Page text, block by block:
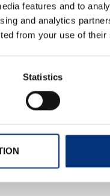
features and to
and analytics
from your use of
Statistics
y Noche
de junio: